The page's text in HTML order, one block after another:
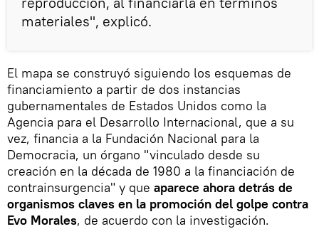
materiales", explicó.
El mapa se construyó siguiendo los esquemas de
financiamiento a partir de dos instancias
gubernamentales de Estados Unidos como la
Agencia para el Desarrollo Internacional, que a su
vez, financia a la Fundación Nacional para la
Democracia, un órgano "vinculado desde su
creación en la década de 1980 a la financiación de
contrainsurgencia" y que aparece ahora detrás de
organismos claves en la promoción del golpe contra
Evo Morales, de acuerdo con la investigación.